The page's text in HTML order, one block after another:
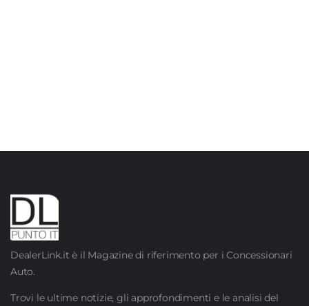
DealerLink.it è il Magazine di riferimento per i Concessionari
Auto.
Trovi le ultime notizie, gli approfondimenti e le analisi del